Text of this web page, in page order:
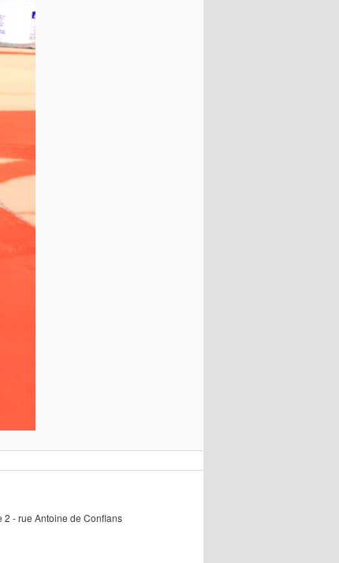
2 - rue Antoine de Conflans